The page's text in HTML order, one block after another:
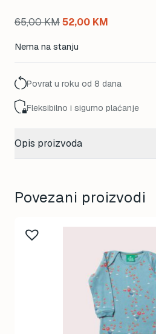
65,00KMOriginal
52,00 KM
Nema na stanju
Povrat u roku od 8 dana
Fleksibilno i sigurno plaćanje
Opis proizvoda
Povezani proizvodi